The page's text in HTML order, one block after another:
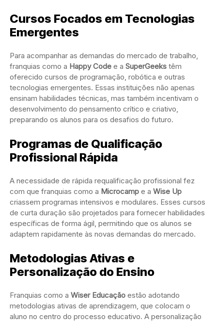
Cursos Focados em Tecnologias
Emergentes
Para acompanhar as demandas do mercado de trabalho,
franquias como a Happy Code e a SuperGeeks têm
oferecido cursos de programação, robótica e outras
tecnologias emergentes. Essas instituições não apenas
ensinam habilidades técnicas, mas também incentivam o
desenvolvimento do pensamento crítico e criativo,
preparando os alunos para os desafios do futuro.
Programas de Qualificação
Profissional Rápida
A necessidade de rápida requalificação profissional fez
com que franquias como a Microcamp e a Wise Up
criassem programas intensivos e modulares. Esses cursos
de curta duração são projetados para fornecer habilidades
específicas de forma ágil, permitindo que os alunos se
adaptem rapidamente às novas demandas do mercado.
Metodologias Ativas e
Personalização do Ensino
Franquias como a Wiser Educação estão adotando
metodologias ativas de aprendizagem, que colocam o
aluno no centro do processo educativo. A personalização